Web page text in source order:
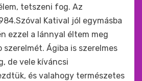
tetszeni fog. Az
Katival jól egymásba
ezzel a lánnyal éltem meg
szerelmét. Ágiba is szerelmes
de vele kíváncsi
és valahogy természetes